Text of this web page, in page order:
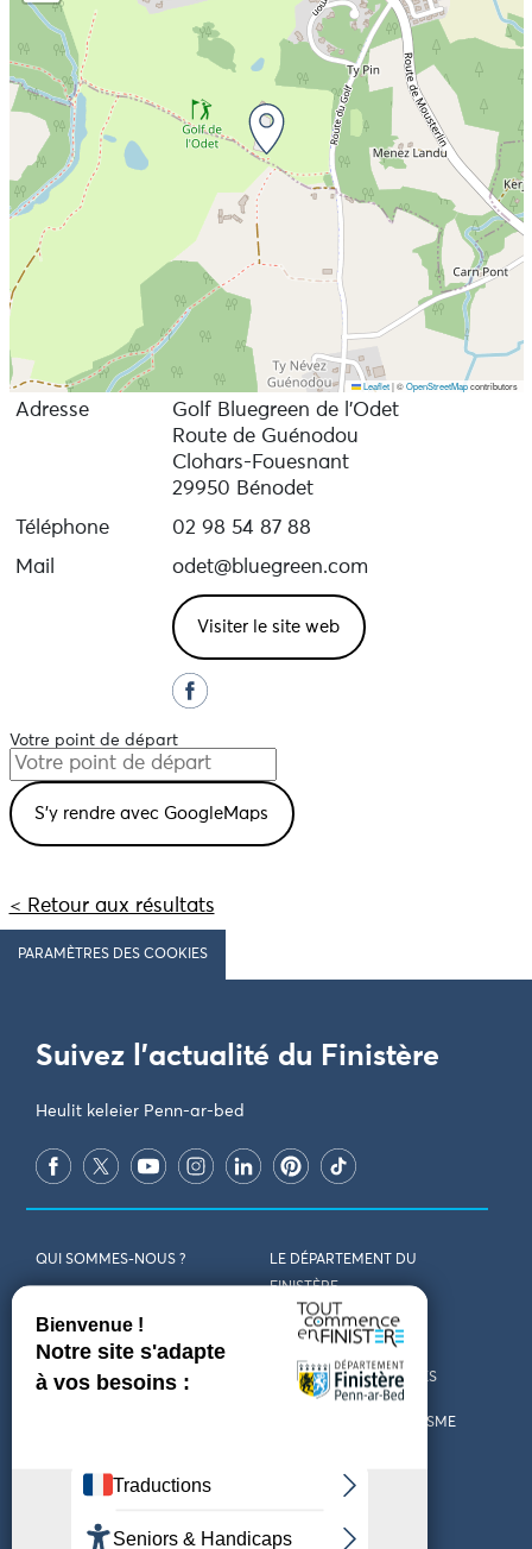
Leaflet |©OpenStreetMapcontributors
Adresse
Golf Bluegreen de l’Odet
Route de Guénodou
Clohars-Fouesnant
29950 Bénodet
Téléphone
02 98 54 87 88
Mail
odet@bluegreen.com
Visiter le site web
Votre point de départ
< Retour aux résultats
PARAMÈTRES DES COOKIES
Suivez l'actualité du Finistère
Heulit keleier Penn-ar-bed
QUI SOMMES-NOUS ?
LE DÉPARTEMENT DU
FINISTÈRE
REJOIGNEZ-NOUS VENIR EN FINISTÈRE
CONTACT CARTES ET BROCHURES
LES OFFICES DE TOURISME
D’ACCESSIBILITÉ